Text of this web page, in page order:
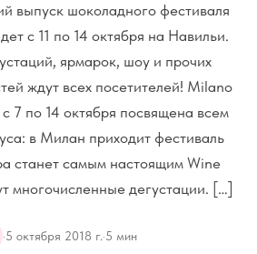
выпуск шоколадного фестиваля
с 11 по 14 октября на Навильи.
ярмарок, шоу и прочих
ждут всех посетителей! Milano
7 по 14 октября посвящена всем
в Милан приходит фестиваль
станет самым настоящим Wine
многочисленные дегустации. […]
·5 октября 2018 г.·5 мин